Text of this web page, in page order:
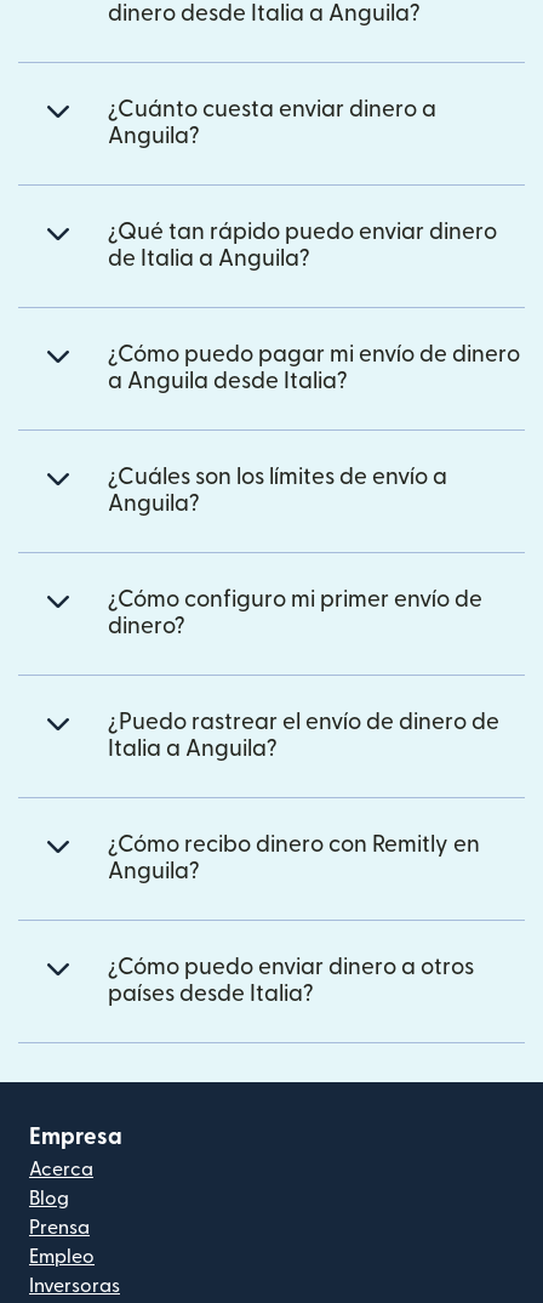
dinero desde Italia a Anguila?
¿Cuánto cuesta enviar dinero a
Anguila?
¿Qué tan rápido puedo enviar dinero
de Italia a Anguila?
¿Cómo puedo pagar mi envío de dinero
a Anguila desde Italia?
¿Cuáles son los límites de envío a
Anguila?
¿Cómo configuro mi primer envío de
dinero?
¿Puedo rastrear el envío de dinero de
Italia a Anguila?
¿Cómo recibo dinero con Remitly en
Anguila?
¿Cómo puedo enviar dinero a otros
países desde Italia?
Empresa
Acerca
Blog
Prensa
Empleo
Inversoras